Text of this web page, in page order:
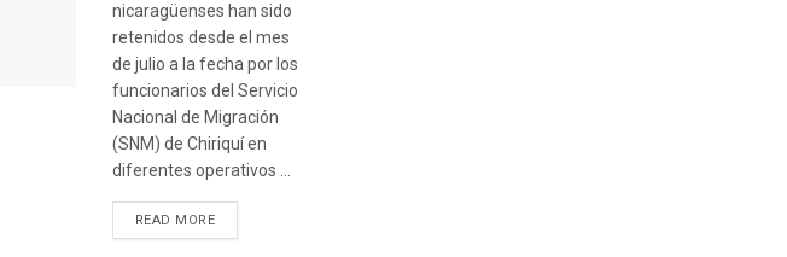
nicaragüenses han sido
retenidos desde el mes
de julio a la fecha por los
funcionarios del Servicio
Nacional de Migración
(SNM) de Chiriquí en
diferentes operativos ...
READ MORE